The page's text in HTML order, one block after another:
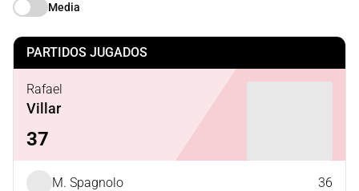
Media
PARTIDOS JUGADOS
Rafael
Villar
37
M. Spagnolo 36